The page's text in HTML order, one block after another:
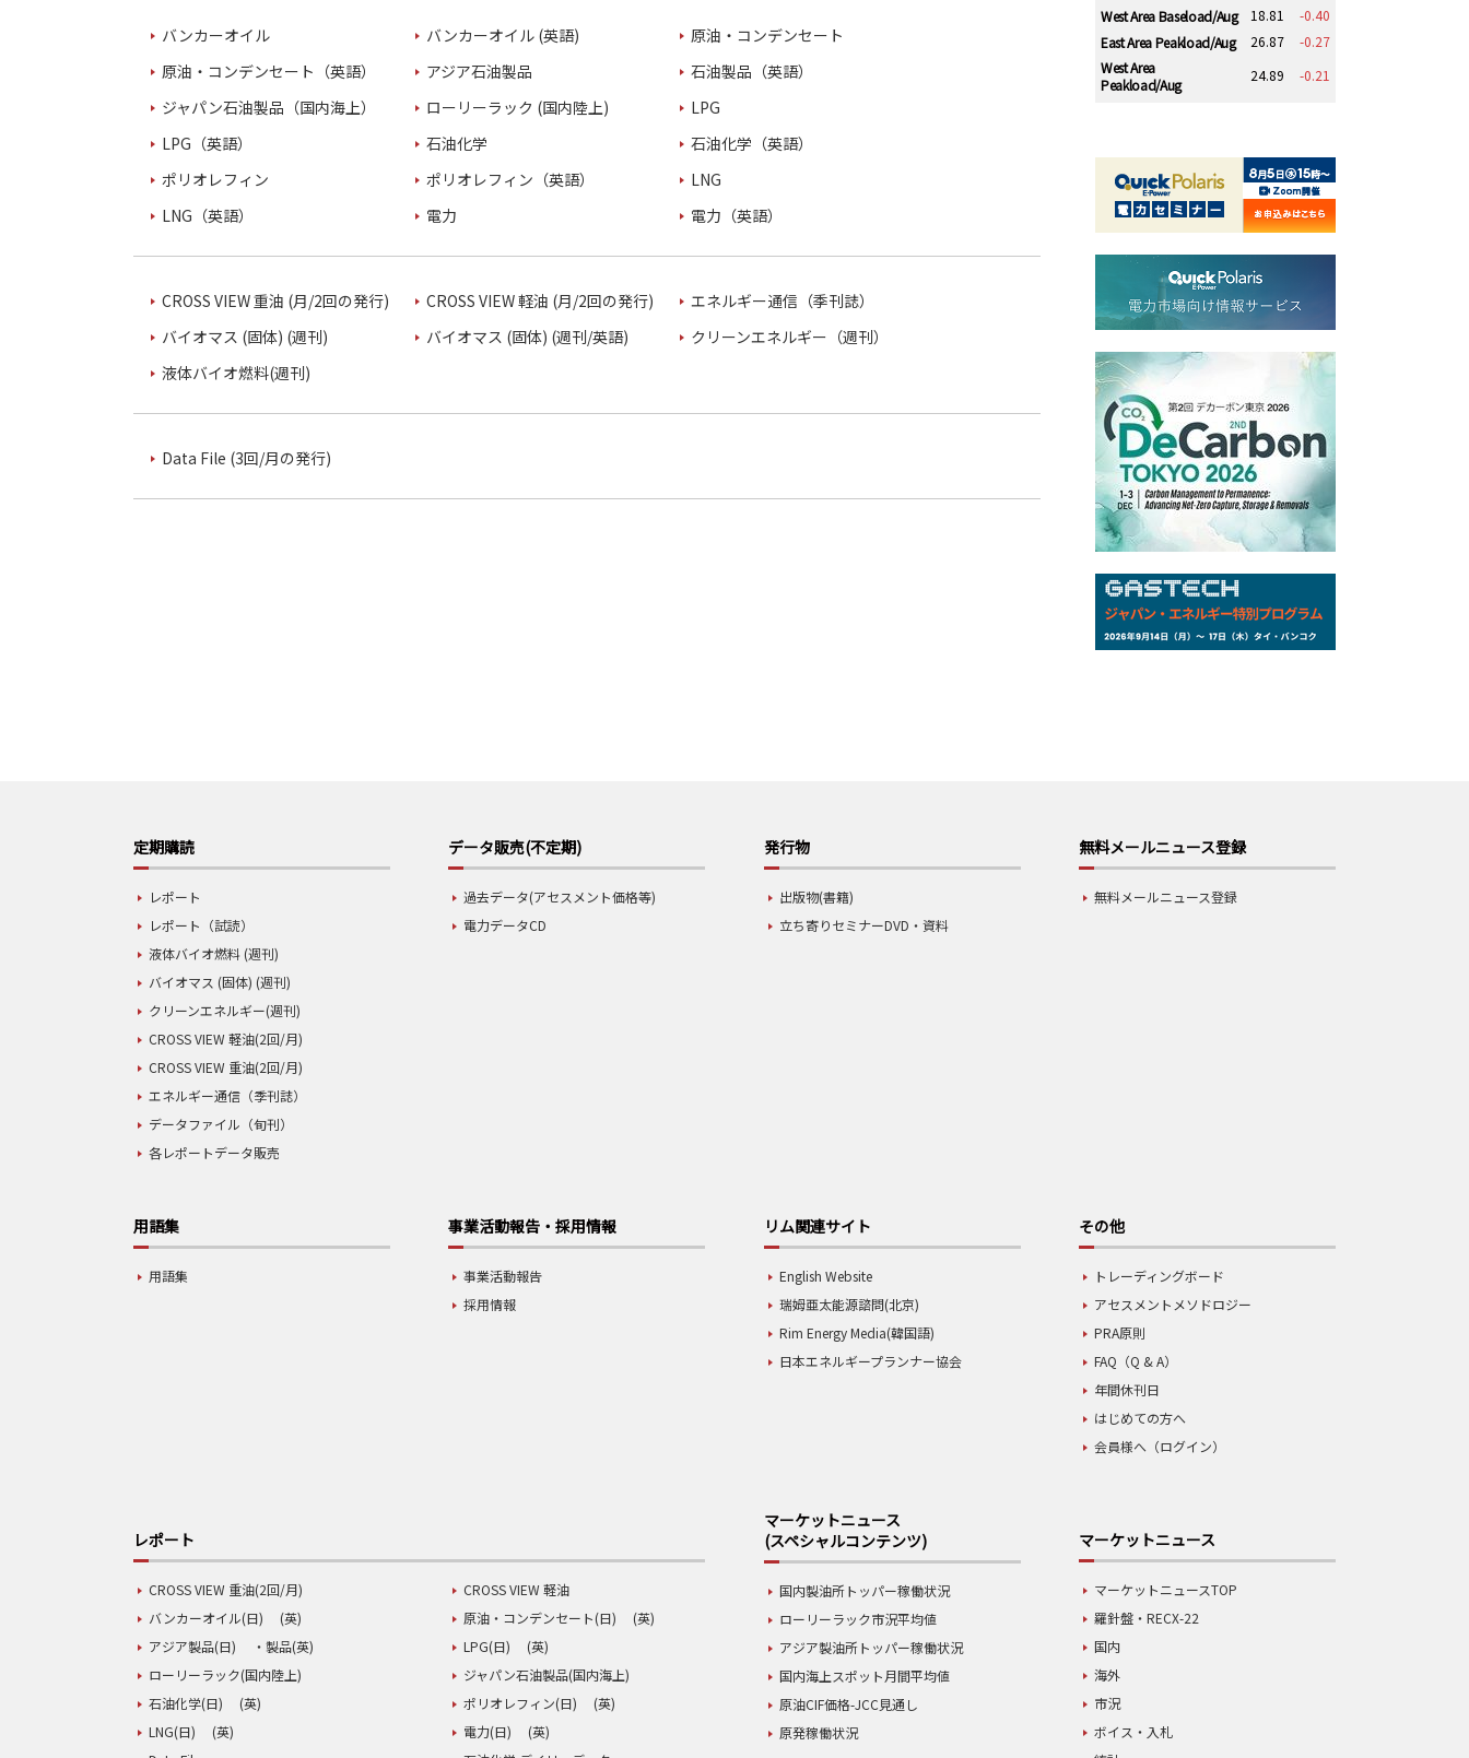
バンカーオイル バンカーオイル (英語)
原油・コンデンセート
原油・コンデンセート（英語）
アジア石油製品
石油製品（英語）
ジャパン石油製品（国内海上）
ローリーラック (国内陸上)
LPG
LPG（英語）
石油化学
石油化学（英語）
ポリオレフィン
ポリオレフィン（英語）
LNG
LNG（英語）
電力 電力（英語）
CROSS VIEW 重油 (月/2回の発行) CROSS VIEW 軽油 (月/2回の発行)
エネルギー通信（季刊誌）
バイオマス (固体) (週刊)
バイオマス (固体) (週刊/英語)
クリーンエネルギー（週刊）
液体バイオ燃料(週刊)
Data File (3回/月の発行)
West Area Baseload/Aug
18.81
-0.40
East Area Peakload/Aug
26.87
-0.27
West Area
Peakload/Aug
24.89 -0.21
定期購読
レポート
レポート（試読）
液体バイオ燃料 (週刊)
バイオマス (固体) (週刊)
クリーンエネルギー(週刊)
CROSS VIEW 軽油(2回/月)
CROSS VIEW 重油(2回/月)
エネルギー通信（季刊誌）
データファイル（旬刊）
各レポートデータ販売
データ販売(不定期)
過去データ(アセスメント価格等)
電力データCD
発行物
出版物(書籍)
立ち寄りセミナーDVD・資料
無料メールニュース登録
無料メールニュース登録
用語集
用語集
事業活動報告・採用情報
事業活動報告
採用情報
リム関連サイト
English Website
瑞姆亜太能源諮問(北京)
Rim Energy Media(韓国語)
日本エネルギープランナー協会
その他
トレーディングボード
アセスメントメソドロジー
PRA原則
FAQ（Q & A）
年間休刊日
はじめての方へ
会員様へ（ログイン）
レポート
CROSS VIEW 重油(2回/月)
CROSS VIEW 軽油
バンカーオイル(日)
(英) 原油・コンデンセート(日)
(英)
アジア製品(日)
・製品(英) LPG(日)
(英)
ローリーラック(国内陸上)
ジャパン石油製品(国内海上)
石油化学(日)
(英) ポリオレフィン(日)
(英)
LNG(日)
(英) 電力(日)
(英)
マーケットニュース
(スペシャルコンテンツ)
国内製油所トッパー稼働状況
ローリーラック市況平均値
アジア製油所トッパー稼働状況
国内海上スポット月間平均値
原油CIF価格-JCC見通し
原発稼働状況
マーケットニュース
マーケットニュースTOP
羅針盤・RECX-22
国内
海外
市況
ボイス・入札